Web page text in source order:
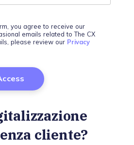
you agree to receive our
emails related to The CX
please review our Privacy
cliente?